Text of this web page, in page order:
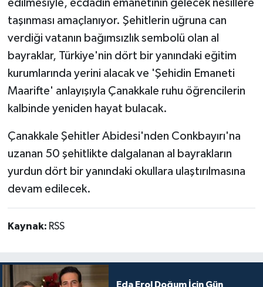
edilmesiyle, ecdadın emanetinin gelecek nesillere
taşınması amaçlanıyor. Şehitlerin uğruna can
verdiği vatanın bağımsızlık sembolü olan al
bayraklar, Türkiye'nin dört bir yanındaki eğitim
kurumlarında yerini alacak ve 'Şehidin Emaneti
Maarifte' anlayışıyla Çanakkale ruhu öğrencilerin
kalbinde yeniden hayat bulacak.
Çanakkale Şehitler Abidesi'nden Conkbayırı'na
uzanan 50 şehitlikte dalgalanan al bayrakların
yurdun dört bir yanındaki okullara ulaştırılmasına
devam edilecek.
Kaynak: RSS
Eda Erol Doğum İçin Gün